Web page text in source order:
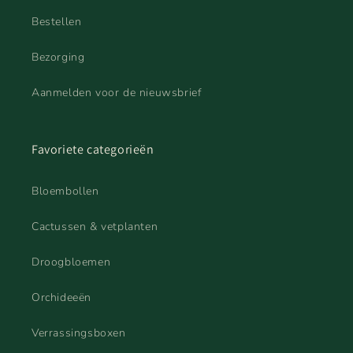
Bestellen
Bezorging
Aanmelden voor de nieuwsbrief
Favoriete categorieën
Bloembollen
Cactussen & vetplanten
Droogbloemen
Orchideeën
Verrassingsboxen